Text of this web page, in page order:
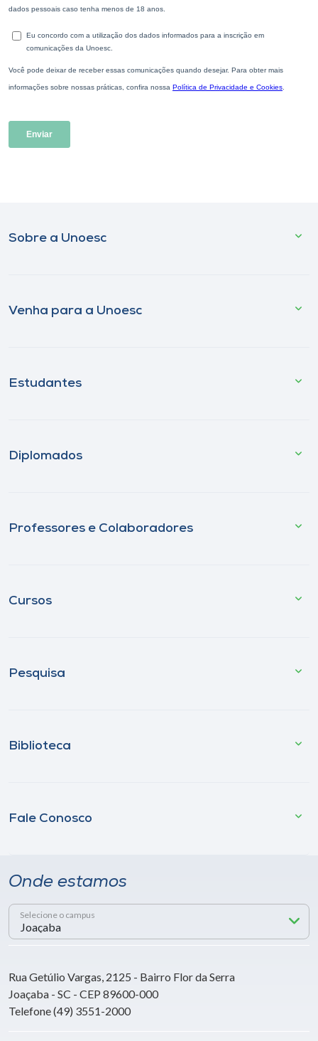
Sobre a Unoesc
Venha para a Unoesc
Estudantes
Diplomados
Professores e Colaboradores
Cursos
Pesquisa
Biblioteca
Fale Conosco
Onde estamos
Selecione o campus
Rua Getúlio Vargas, 2125 - Bairro Flor da Serra
Joaçaba - SC - CEP 89600-000
Telefone (49) 3551-2000